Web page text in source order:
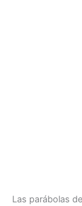
Las parábolas